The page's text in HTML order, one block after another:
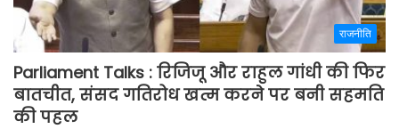
राजनीति
Parliament Talks : रिजिजू और राहुल गांधी की फिर
बातचीत, संसद गतिरोध खत्म करने पर बनी सहमति
की पहल